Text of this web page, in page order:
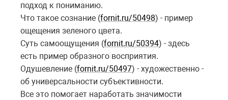
подход к пониманию.
Что такое сознание (fornit.ru/50498) - пример
ощещения зеленого цвета.
Суть самоощущения (fornit.ru/50394) - здесь
есть пример образного восприятия.
Одушевление (fornit.ru/50497) - художественно -
об универсальности субъективности.
Все это помогает наработать значимости